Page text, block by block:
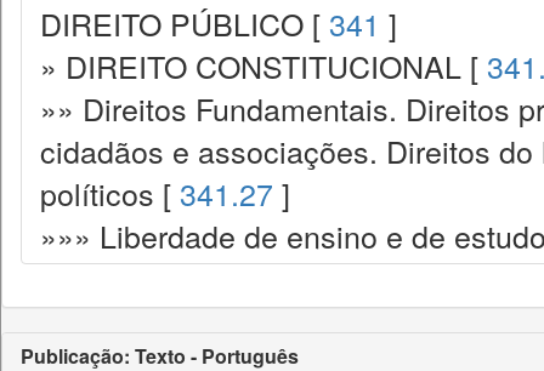
DIREITO PÚBLICO [ 341 ]
» DIREITO CONSTITUCIONAL [
»» Direitos Fundamentais. Direitos
cidadãos e associações. Direitos
políticos [ 341.27 ]
»»» Liberdade de ensino e de
Publicação: Texto - Português